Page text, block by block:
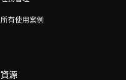
所有使用案例
資源